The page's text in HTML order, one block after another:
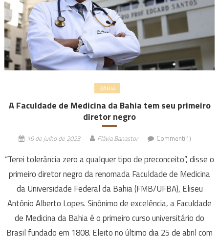
BAHIA
A Faculdade de Medicina da Bahia tem seu primeiro
diretor negro
19 de julho de 2023 Flávia Banastor Comment(1)
“Terei tolerância zero a qualquer tipo de preconceito”, disse o
primeiro diretor negro da renomada Faculdade de Medicina
da Universidade Federal da Bahia (FMB/UFBA), Eliseu
Antônio Alberto Lopes. Sinônimo de excelência, a Faculdade
de Medicina da Bahia é o primeiro curso universitário do
Brasil fundado em 1808. Eleito no último dia 25 de abril com